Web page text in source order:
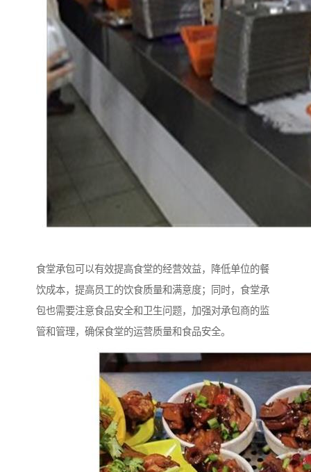
食堂承包可以有效提高食堂的经营效益，降低单位的餐
饮成本，提高员工的饮食质量和满意度；同时，食堂承
包也需要注意食品安全和卫生问题，加强对承包商的监
管和管理，确保食堂的运营质量和食品安全。